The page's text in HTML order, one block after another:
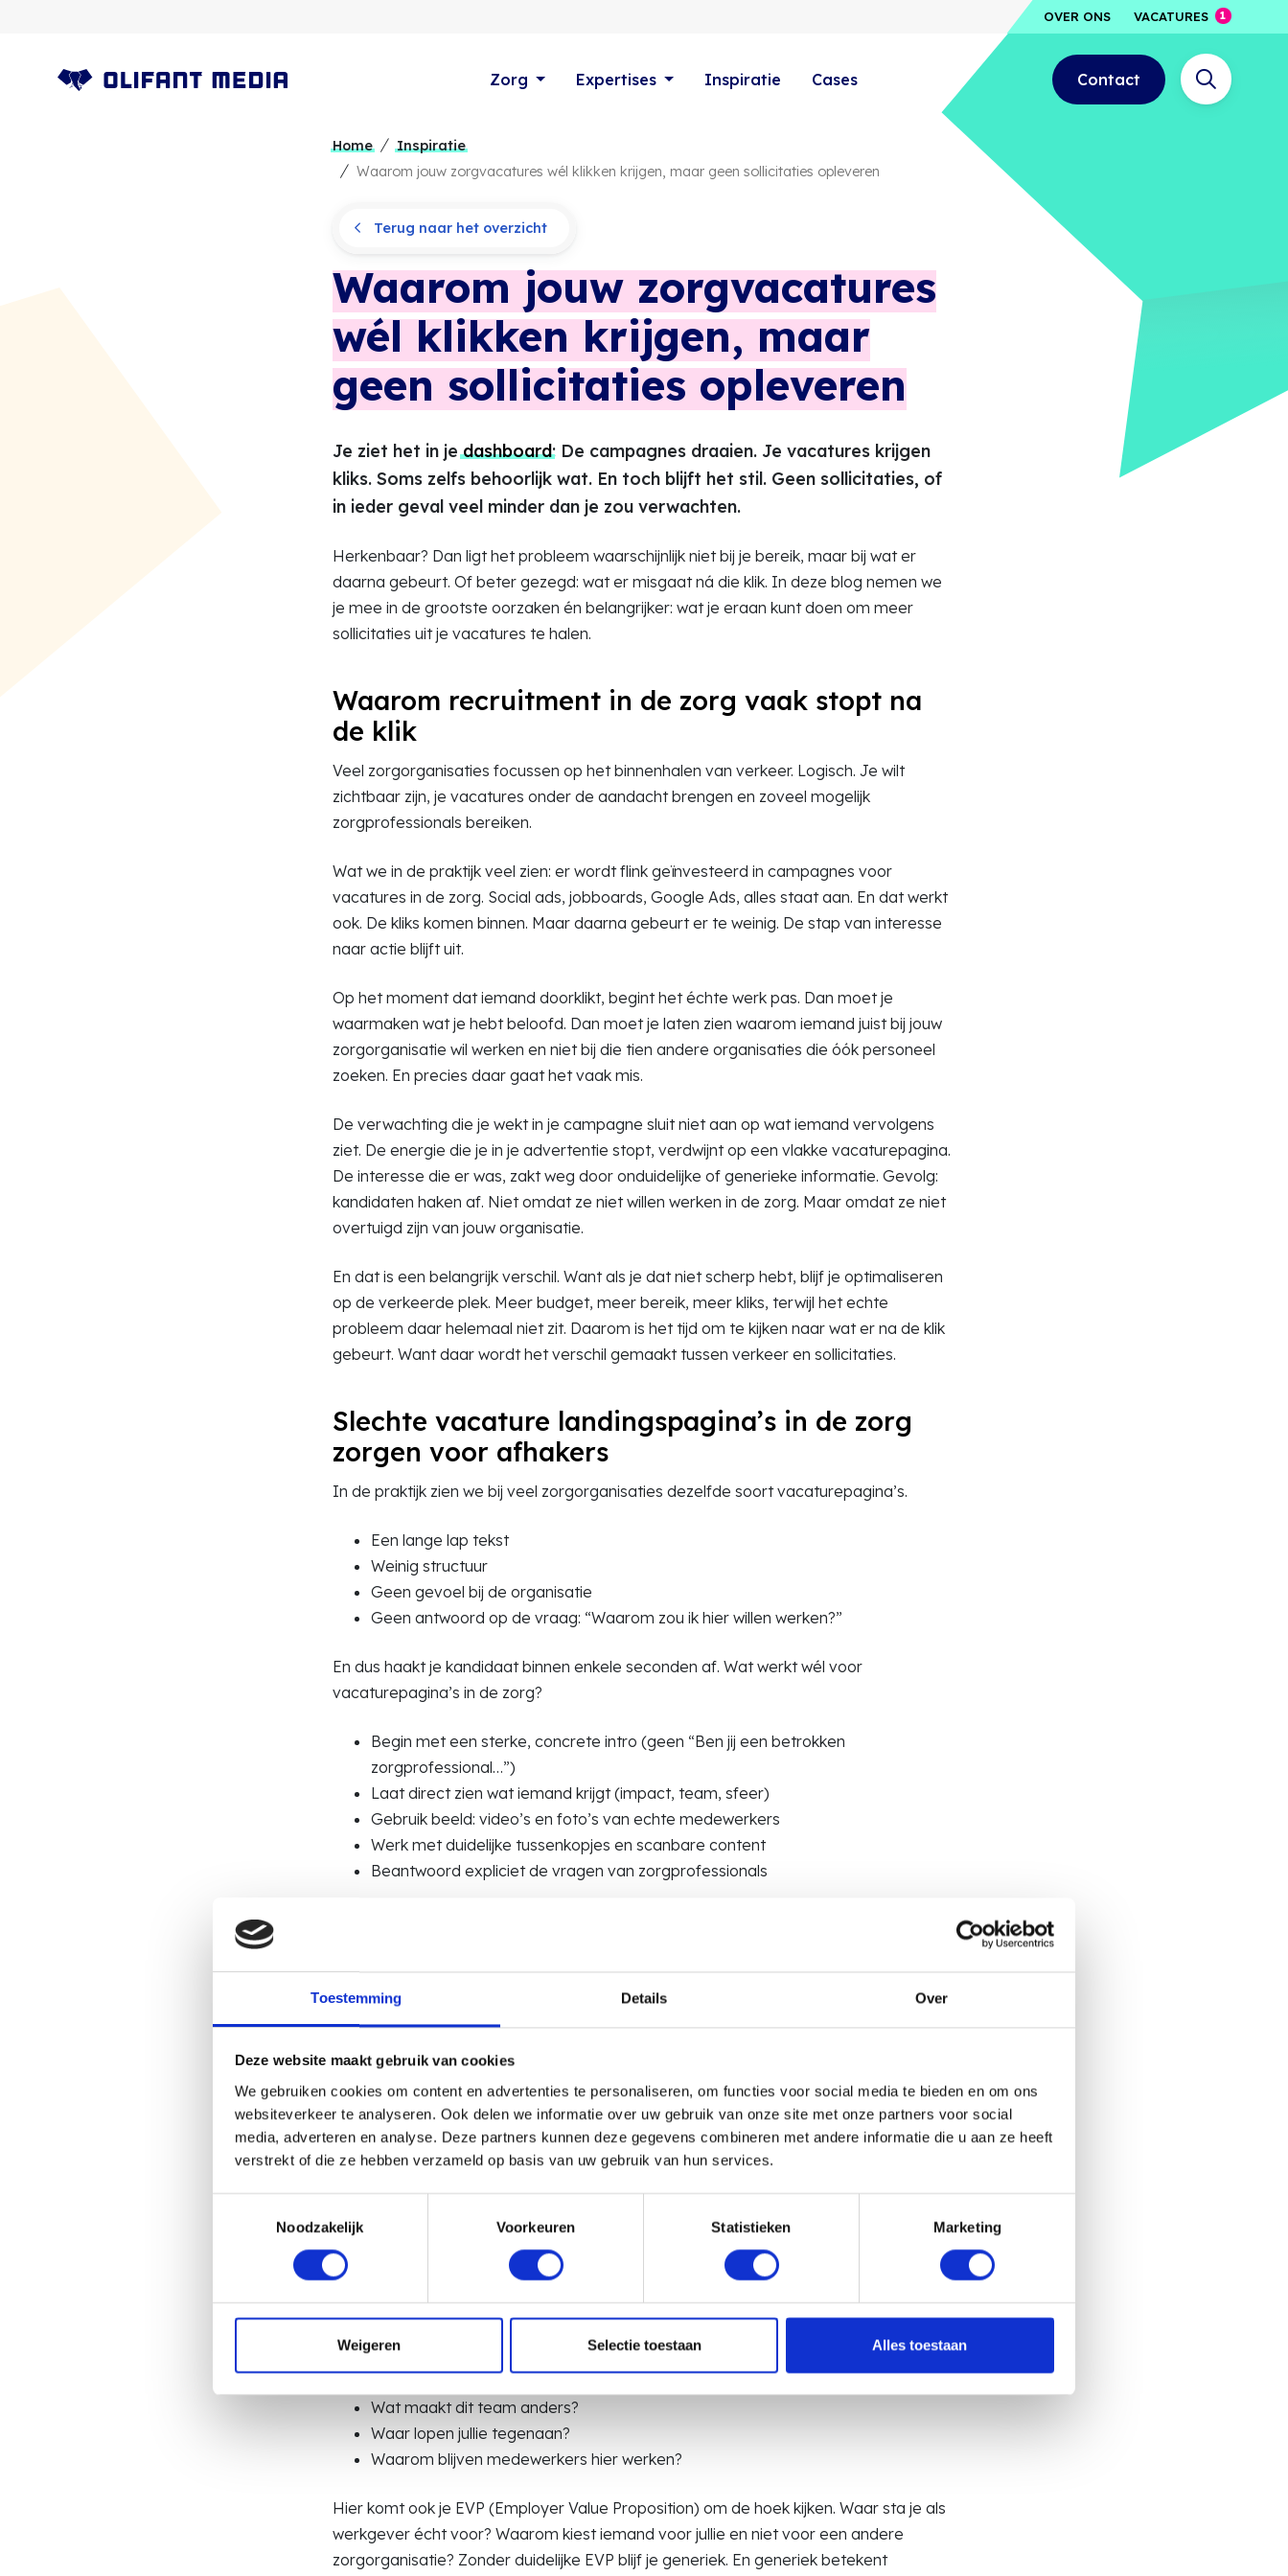
Toestemming Details Over
Deze website maakt gebruik van cookies
We gebruiken cookies om content en advertenties te personaliseren, om functies voor social media te bieden en om ons
websiteverkeer te analyseren. Ook delen we informatie over uw gebruik van onze site met onze partners voor social
media, adverteren en analyse. Deze partners kunnen deze gegevens combineren met andere informatie die u aan ze heeft
verstrekt of die ze hebben verzameld op basis van uw gebruik van hun services.
Noodzakelijk
Voorkeuren Statistieken Marketing
Weigeren Selectie toestaan Alles toestaan
OVER ONS VACATURES
Zorg Expertises Inspiratie Cases Contact
Home
Inspiratie
Waarom jouw zorgvacatures wél klikken krijgen, maar geen sollicitaties opleveren
Terug naar het overzicht
Waarom jouw zorgvacatures
wél klikken krijgen, maar
geen sollicitaties opleveren
Je ziet het in jedashboard: De campagnes draaien. Je vacatures krijgen
kliks. Soms zelfs behoorlijk wat. En toch blijft het stil. Geen sollicitaties, of
in ieder geval veel minder dan je zou verwachten.
Herkenbaar? Dan ligt het probleem waarschijnlijk niet bij je bereik, maar bij wat er
daarna gebeurt. Of beter gezegd: wat er misgaat ná die klik. In deze blog nemen we
je mee in de grootste oorzaken én belangrijker: wat je eraan kunt doen om meer
sollicitaties uit je vacatures te halen.
Waarom recruitment in de zorg vaak stopt na
de klik
Veel zorgorganisaties focussen op het binnenhalen van verkeer. Logisch. Je wilt
zichtbaar zijn, je vacatures onder de aandacht brengen en zoveel mogelijk
zorgprofessionals bereiken.
Wat we in de praktijk veel zien: er wordt flink geïnvesteerd in campagnes voor
vacatures in de zorg. Social ads, jobboards, Google Ads, alles staat aan. En dat werkt
ook. De kliks komen binnen. Maar daarna gebeurt er te weinig. De stap van interesse
naar actie blijft uit.
Op het moment dat iemand doorklikt, begint het échte werk pas. Dan moet je
waarmaken wat je hebt beloofd. Dan moet je laten zien waarom iemand juist bij jouw
zorgorganisatie wil werken en niet bij die tien andere organisaties die óók personeel
zoeken. En precies daar gaat het vaak mis.
De verwachting die je wekt in je campagne sluit niet aan op wat iemand vervolgens
ziet. De energie die je in je advertentie stopt, verdwijnt op een vlakke vacaturepagina.
De interesse die er was, zakt weg door onduidelijke of generieke informatie. Gevolg:
kandidaten haken af. Niet omdat ze niet willen werken in de zorg. Maar omdat ze niet
overtuigd zijn van jouw organisatie.
En dat is een belangrijk verschil. Want als je dat niet scherp hebt, blijf je optimaliseren
op de verkeerde plek. Meer budget, meer bereik, meer kliks, terwijl het echte
probleem daar helemaal niet zit. Daarom is het tijd om te kijken naar wat er na de klik
gebeurt. Want daar wordt het verschil gemaakt tussen verkeer en sollicitaties.
Slechte vacature landingspagina’s in de zorg
zorgen voor afhakers
In de praktijk zien we bij veel zorgorganisaties dezelfde soort vacaturepagina’s.
Een lange lap tekst
Weinig structuur
Geen gevoel bij de organisatie
Geen antwoord op de vraag: “Waarom zou ik hier willen werken?”
En dus haakt je kandidaat binnen enkele seconden af. Wat werkt wél voor
vacaturepagina’s in de zorg?
Begin met een sterke, concrete intro (geen “Ben jij een betrokken
zorgprofessional…”)
Laat direct zien wat iemand krijgt (impact, team, sfeer)
Gebruik beeld: video’s en foto’s van echte medewerkers
Werk met duidelijke tussenkopjes en scanbare content
Beantwoord expliciet de vragen van zorgprofessionals
Cliché vacatureteksten in de zorg zorgen voor
Kijk ook goed naar de inhoudelijke vacatureteksten. We zien ze nog te vaak:
“Dynamische werkomgeving”
“Geen dag is hetzelfde”
Het probleem? Dit zegt letterlijk elke zorgorganisatie. En als iedereen hetzelfde zegt,
val je niet op. Sterker nog: je maakt het voor kandidaten onmogelijk om een keuze te
maken.
Wat maakt dit team anders?
Waar lopen jullie tegenaan?
Waarom blijven medewerkers hier werken?
Hier komt ook je EVP (Employer Value Proposition) om de hoek kijken. Waar sta je als
werkgever écht voor? Waarom kiest iemand voor jullie en niet voor een andere
zorgorganisatie? Zonder duidelijke EVP blijf je generiek. En generiek betekent